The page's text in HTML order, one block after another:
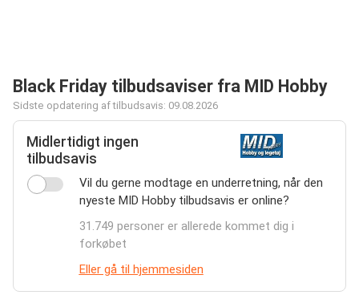
Black Friday tilbudsaviser fra MID Hobby
Sidste opdatering af tilbudsavis: 09.08.2026
Midlertidigt ingen
tilbudsavis
Vil du gerne modtage en underretning, når den
nyeste MID Hobby tilbudsavis er online?
31.749 personer er allerede kommet dig i
forkøbet
Eller gå til hjemmesiden